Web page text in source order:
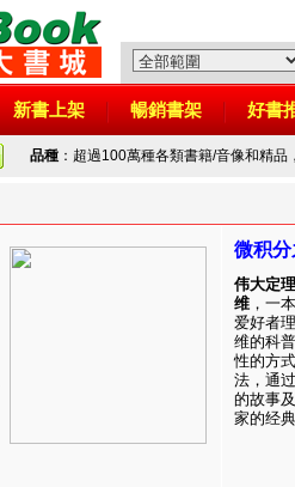
新書上架 暢銷書架 好書
品種 ：超過100萬種各類書籍/音像和精
微积
伟大定
维 ，一
爱好者
维的科
性的方
法，通
的故事
家的经